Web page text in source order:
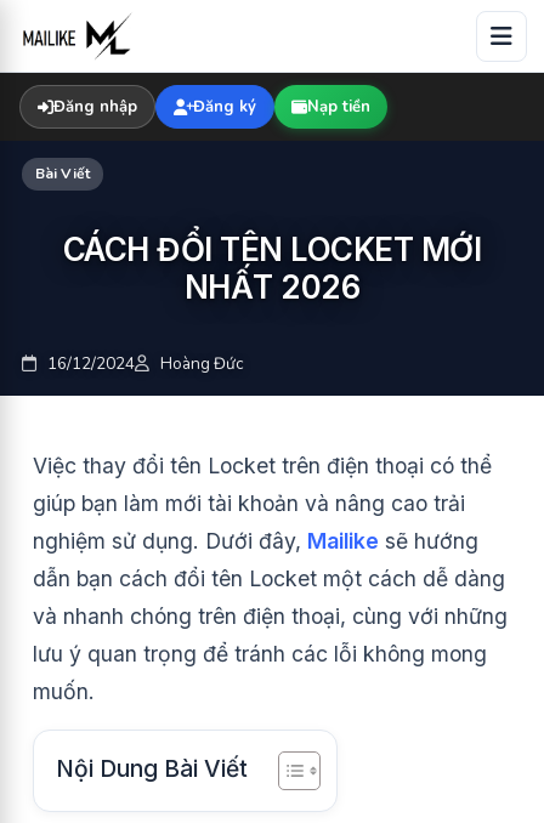
content
Đăng nhập Đăng ký Nạp tiền
Bài Viết
CÁCH ĐỔI TÊN LOCKET MỚI
NHẤT 2026
16/12/2024 Hoàng Đức
Việc thay đổi tên Locket trên điện thoại có thể
giúp bạn làm mới tài khoản và nâng cao trải
nghiệm sử dụng. Dưới đây, Mailike sẽ hướng
dẫn bạn cách đổi tên Locket một cách dễ dàng
và nhanh chóng trên điện thoại, cùng với những
lưu ý quan trọng để tránh các lỗi không mong
muốn.
Nội Dung Bài Viết